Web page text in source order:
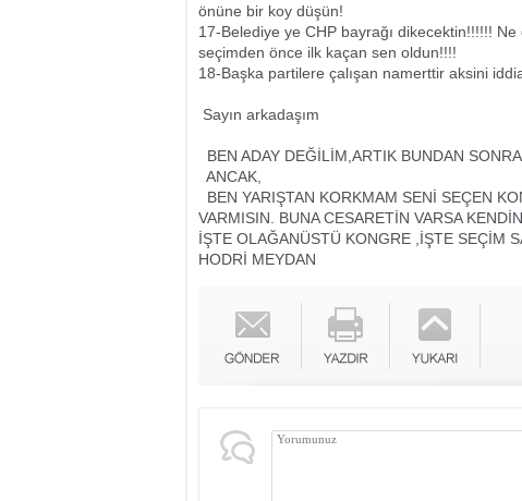
önüne bir koy düşün!
17-Belediye ye CHP bayrağı dikecektin!!!!!!
seçimden önce ilk kaçan sen oldun!!!!
18-Başka partilere çalışan namerttir aksini
Sayın arkadaşım
BEN ADAY DEĞİLİM,ARTIK BUNDAN
ANCAK,
BEN YARIŞTAN KORKMAM SENİ SEÇEN
VARMISIN. BUNA CESARETİN VARSA
İŞTE OLAĞANÜSTÜ KONGRE ,İŞTE SEÇİM
HODRİ MEYDAN